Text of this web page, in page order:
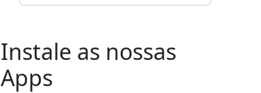
Instale as nossas
Apps